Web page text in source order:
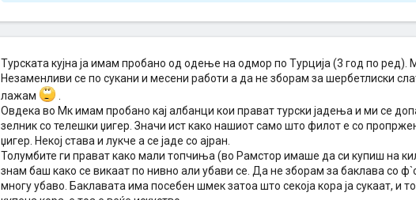
Турската кујна ја имам пробано од одење на одмор по Турција (3 год по ред).
Незаменливи се по сукани и месени работи а да не зборам за шербетлиски
лажам
Овдека во Мк имам пробано кај албанци кои прават турски јадења и ми се
зелник со телешки џигер. Значи ист како нашиот само што филот е со
џигер. Некој става и лукче а се јаде со ајран.
Толумбите ги прават како мали топчиња (во Рамстор имаше да си купиш на
знам баш како се викаат по нивно али убави се. Да не зборам за баклава со
многу убаво. Баклавата има посебен шмек затоа што секоја кора ја сукаат, и